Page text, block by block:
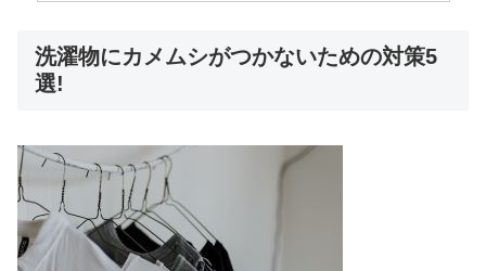
洗濯物にカメムシがつかないための対策5
選!